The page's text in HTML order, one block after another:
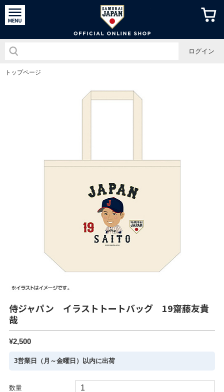
侍ジャパ
ログイン
トップページ
侍ジャパン イラストトートバッグ 19齋藤友貴
哉
¥2,500
3営業日（月～金曜日）以内に出荷
数量